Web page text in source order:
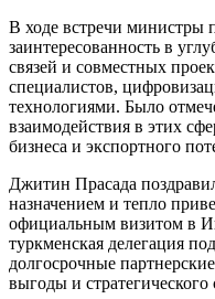
В ходе встречи министры
заинтересованность в
связей и совместных
специалистов,
технологиями. Было
взаимодействия в этих
бизнеса и экспортного
Джитин Прасада
назначением и тепло
официальным визитом в
туркменская делегация
долгосрочные
выгоды и стратегического